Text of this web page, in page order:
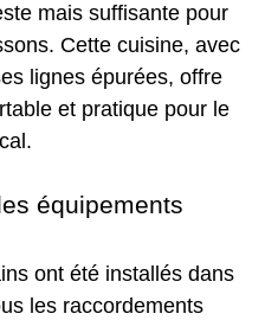
mais suffisante pour
Cette cuisine, avec
lignes épurées, offre
et pratique pour le
équipements
ont été installés dans
les raccordements